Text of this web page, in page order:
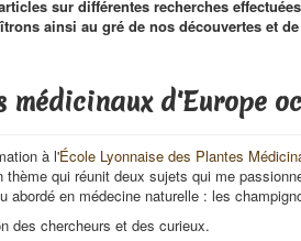
sur différentes recherches
ainsi au gré de nos découvertes et
médicinaux d'Europe
à l'École Lyonnaise des Plantes
thème qui réunit deux sujets qui me
abordé en médecine naturelle : les
des chercheurs et des curieux.